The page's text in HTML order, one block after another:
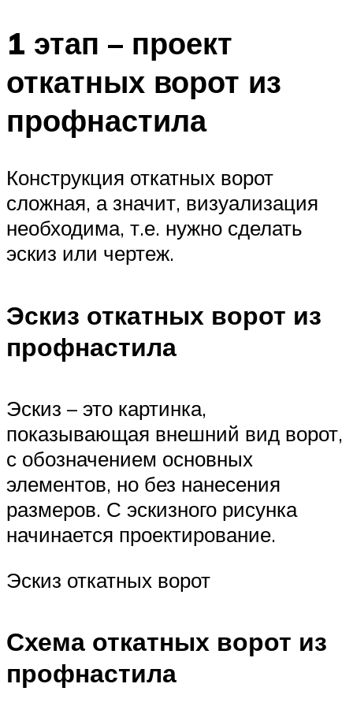
1 этап – проект
откатных ворот из
профнастила
Конструкция откатных ворот
сложная, а значит, визуализация
необходима, т.е. нужно сделать
эскиз или чертеж.
Эскиз откатных ворот из
профнастила
Эскиз – это картинка,
показывающая внешний вид ворот,
с обозначением основных
элементов, но без нанесения
размеров. С эскизного рисунка
начинается проектирование.
Эскиз откатных ворот
Схема откатных ворот из
профнастила